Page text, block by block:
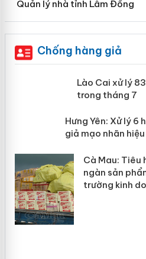
Quản lý nhà tỉnh Lâm Đồng
Chống hàng giả
Lào Cai xử lý
mại trong
Hưng Yên: Xử
hàng giả mạo